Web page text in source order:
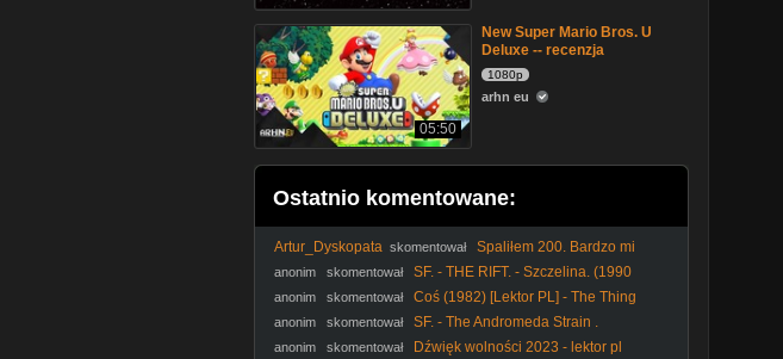
05:50
New Super Mario Bros. U
Deluxe -- recenzja
1080p
arhn eu
Ostatnio komentowane:
Artur_Dyskopata skomentował
Spaliłem 200. Bardzo mi
przykro: że wyrzuciłem zjełczałe klarowane masło.
anonim skomentował
SF. - THE RIFT. - Szczelina. (1990
lektor
anonim skomentował Coś (1982) [Lektor PL] - The Thing
anonim skomentował
SF. - The Andromeda Strain .
Tajemnica. Andromedy. (1971) lektor
anonim skomentował
Dźwięk wolności 2023 - lektor pl